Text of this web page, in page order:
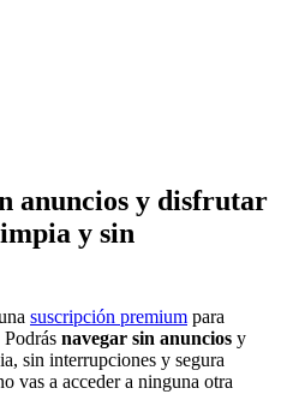
anuncios y disfrutar
y sin
suscripción premium para
navegar sin anuncios y
sin interrupciones y segura
vas a acceder a ninguna otra